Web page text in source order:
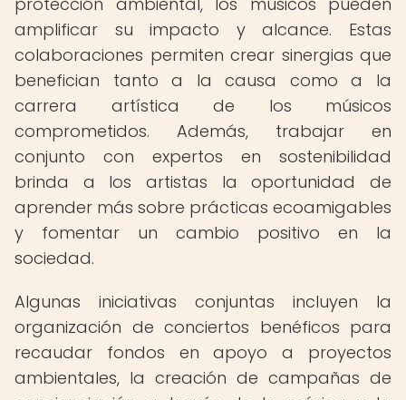
amplificar su impacto y alcance. Estas
colaboraciones permiten crear sinergias que
benefician tanto a la causa como a la
carrera artística de los músicos
comprometidos. Además, trabajar en
conjunto con expertos en sostenibilidad
brinda a los artistas la oportunidad de
aprender más sobre prácticas ecoamigables
y fomentar un cambio positivo en la
sociedad.
Algunas iniciativas conjuntas incluyen la
organización de conciertos benéficos para
recaudar fondos en apoyo a proyectos
ambientales, la creación de campañas de